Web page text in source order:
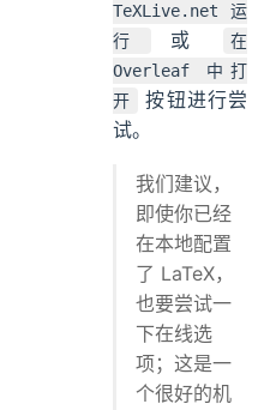
TeXLive.net 运
行
或
在
Overleaf 中打
开
按钮进行尝
试。
我们建议，
即使你已经
在本地配置
了 LaTeX，
也要尝试一
下在线选
项；这是一
个很好的机